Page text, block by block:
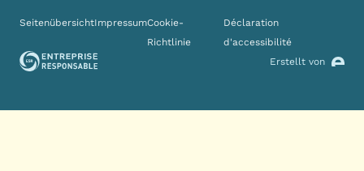
Verschiedene Links
SeitenübersichtImpressumCookie-
Richtlinie
Déclaration
d'accessibilité
Erstellt von